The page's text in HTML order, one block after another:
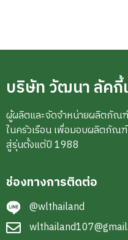
บริษัท วัฒนา ลัคกี้
ผู้ผลิตและจัดจำหน่ายผลิตภัณ
ในครัวเรือน เพื่อมอบผลิตภัณ
สู่รุ่นตั้งแต่ปี 1988
ช่องทางการติดต่อ
@wlthailand